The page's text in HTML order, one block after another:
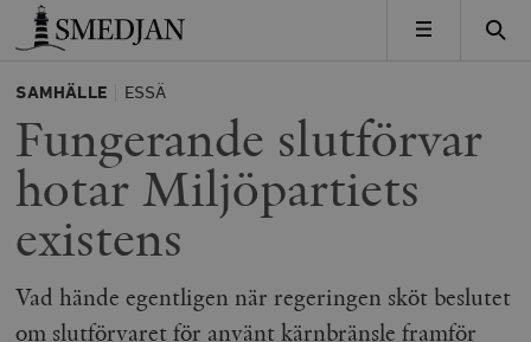
Timbro
MENY
SAMHÄLLE ESSÄ
Fungerande slutförvar
hotar Miljöpartiets
existens
Vad hände egentligen när regeringen sköt beslutet
om slutförvaret för använt kärnbränsle framför